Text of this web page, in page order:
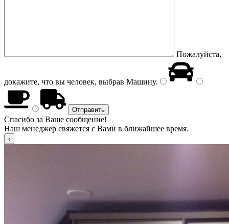
Пожалуйста,
докажите, что вы человек, выбрав Машину.
Спасибо за Ваше сообщение!
Наш менеджер свяжется с Вами в ближайшее время.